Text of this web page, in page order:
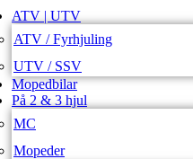
ATV | UTV
ATV / Fyrhjuling
UTV / SSV
Mopedbilar
På 2 & 3 hjul
MC
Mopeder